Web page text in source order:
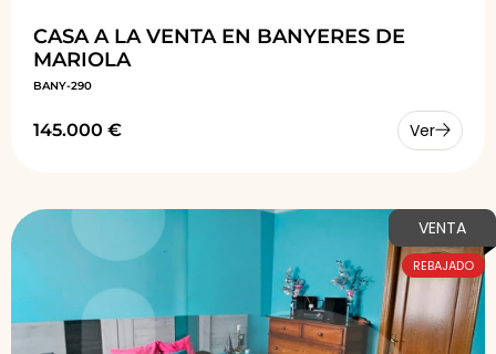
CASA A LA VENTA EN BANYERES DE
MARIOLA
BANY-290
145.000 € Ver
VENTA
REBAJADO